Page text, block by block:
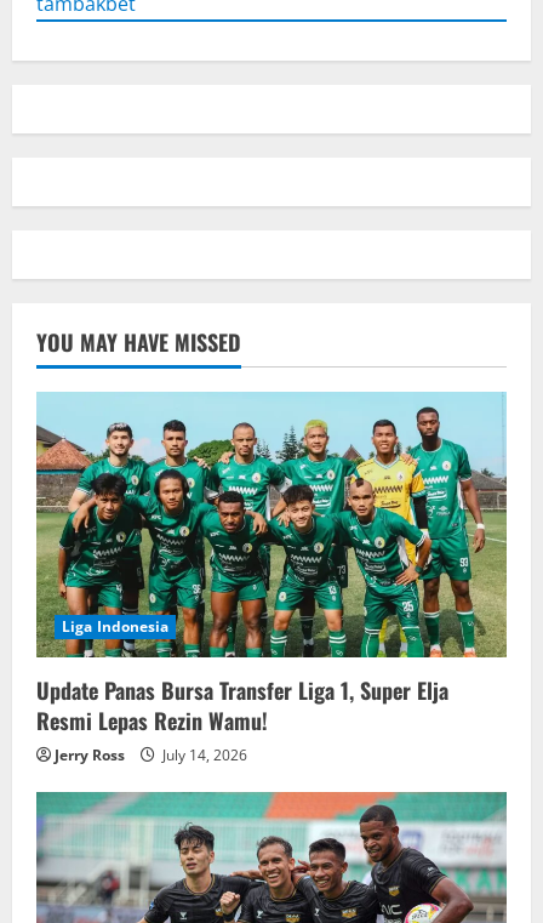
YOU MAY HAVE MISSED
Liga Indonesia
Update Panas Bursa Transfer Liga 1, Super Elja
Resmi Lepas Rezin Wamu!
Jerry Ross July 14, 2026